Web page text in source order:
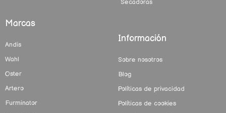
Secadoras
Marcas
Andis
Wahl
Oster
Artero
Furminator
Información
Sobre nosotros
Blog
Políticas de privacidad
Políticas de cookies